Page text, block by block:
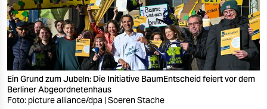
shop
fragen & hilfe
unterstützen
abo
Ein Grund zum Jubeln: Die Initiative BaumEntscheid feiert vor dem
Berliner Abgeordnetenhaus
Foto: picture alliance/dpa | Soeren Stache